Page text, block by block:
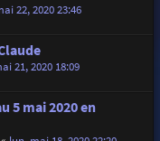
22, 2020 23:46
21, 2020 18:09
5 mai 2020 en